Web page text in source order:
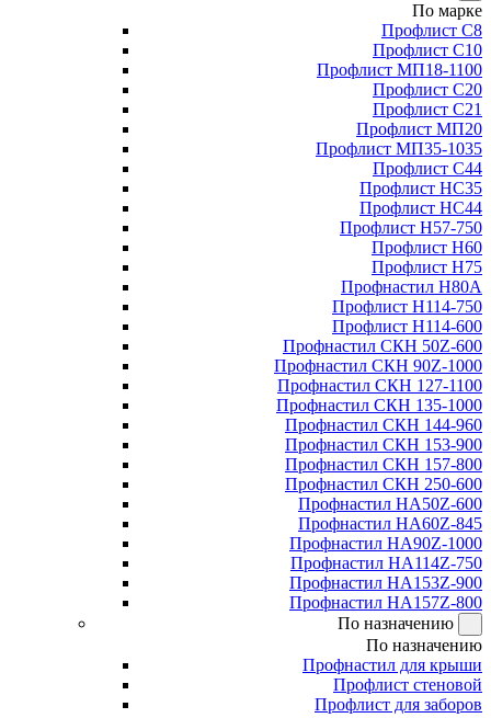
По марке
Профлист С8
Профлист С10
Профлист МП18-1100
Профлист С20
Профлист С21
Профлист МП20
Профлист МП35-1035
Профлист С44
Профлист НС35
Профлист НС44
Профлист Н57-750
Профлист Н60
Профлист Н75
Профнастил Н80А
Профлист Н114-750
Профлист Н114-600
Профнастил СКН 50Z-600
Профнастил СКН 90Z-1000
Профнастил СКН 127-1100
Профнастил СКН 135-1000
Профнастил СКН 144-960
Профнастил СКН 153-900
Профнастил СКН 157-800
Профнастил СКН 250-600
Профнастил НА50Z-600
Профнастил НА60Z-845
Профнастил НА90Z-1000
Профнастил НА114Z-750
Профнастил НА153Z-900
Профнастил НА157Z-800
По назначению
По назначению
Профнастил для крыши
Профлист стеновой
Профлист для заборов